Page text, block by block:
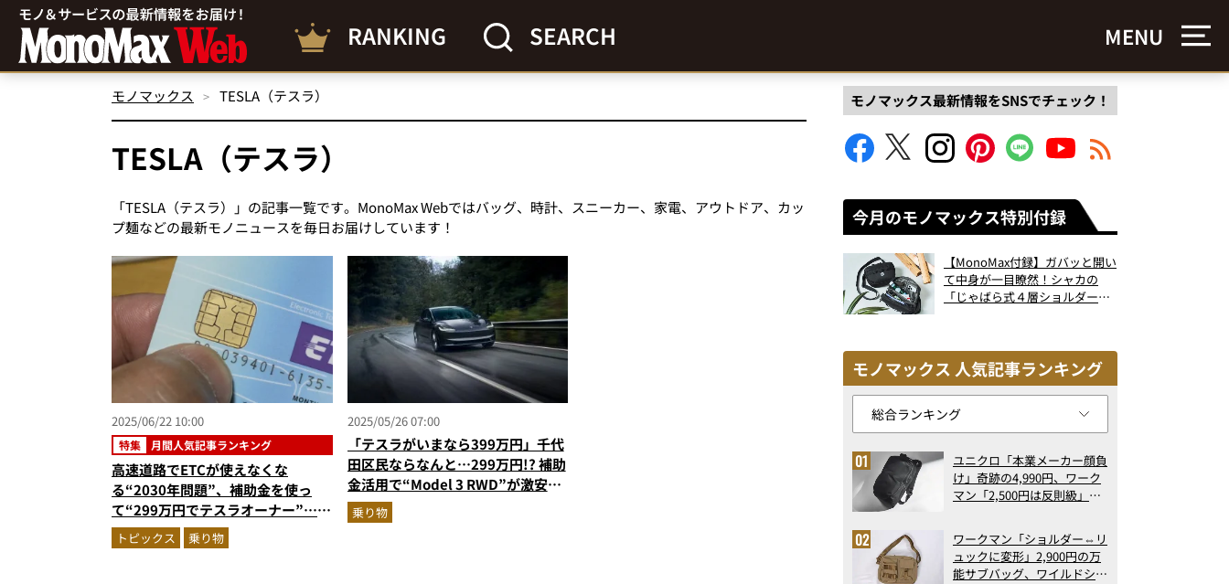
RANKING SEARCH MENU
モノマックス TESLA（テスラ）
TESLA（テスラ）
「TESLA（テスラ）」の記事一覧です。MonoMax Webではバッグ、時計、スニーカー、家電、アウトドア、カッ
プ麺などの最新モノニュースを毎日お届けしています！
2025/06/22 10:00
特集 月間人気記事ランキング
高速道路でETCが使えなくな
る“2030年問題”、補助金を使っ
て“299万円でテスラオーナー”…ほ
か【雑学の人気記事ランキングベス
ト3】（2025年5月版）
トピックス 乗り物
2025/05/26 07:00
「テスラがいまなら399万円」千代
田区民ならなんと…299万円!? 補助
金活用で“Model 3 RWD”が激安で
買えちゃう仕組みを徹底解説
乗り物
モノマックス最新情報をSNSでチェック！
今月のモノマックス特別付録
【MonoMax付録】ガバッと開い
て中身が一目瞭然！シャカの
「じゃばら式４層ショルダーバ
モノマックス 人気記事ランキング
ユニクロ「本業メーカー顔負
け」奇跡の4,990円、ワーク
マン「2,500円は反則級」凄
ト3】（2026年6月版）
ワークマン「ショルダー⇔リ
ュックに変形」2,900円の万
能サブバッグ、ワイルドシン